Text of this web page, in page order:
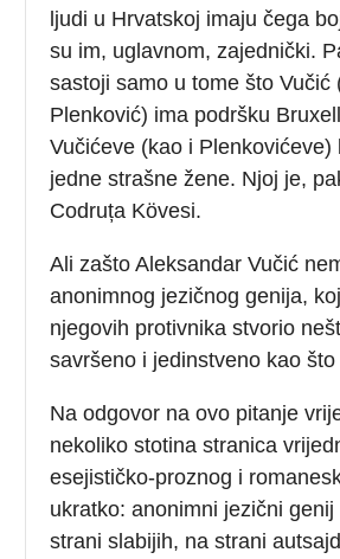
ljudi u Hrvatskoj imaju čega
su im, uglavnom, zajednički.
sastoji samo u tome što Vučić
Plenković) ima podršku
Vučićeve (kao i Plenkovićeve)
jedne strašne žene. Njoj je,
Codruța Kövesi.
Ali zašto Aleksandar Vučić
anonimnog jezičnog genija,
njegovih protivnika stvorio
savršeno i jedinstveno kao
Na odgovor na ovo pitanje
nekoliko stotina stranica
esejističko-proznog i
ukratko: anonimni jezični
strani slabijih, na strani